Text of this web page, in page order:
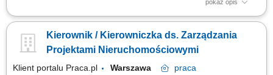
pokaż opis
Jako Starszy Kierownik Projektu MEP (Mechanical, Electrical &
realizację pakietów mechanicznych i elektrycznych na dużych projektach
inwestycyjnych. Stanowisko obejmuje kierowanie zespołami
Kierownik / Kierowniczka ds. Zarządzania
Projektami Nieruchomościowymi
Klient portalu Praca.pl Warszawa
praca